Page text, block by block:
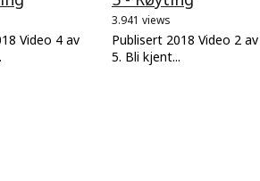
Video 4 av
3.941 views
Publisert 2018 Video 2 av
5. Bli kjent...